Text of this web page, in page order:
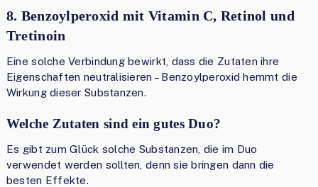
8. Benzoylperoxid mit Vitamin C, Retinol und
Tretinoin
Eine solche Verbindung bewirkt, dass die Zutaten ihre
Eigenschaften neutralisieren – Benzoylperoxid hemmt die
Wirkung dieser Substanzen.
Welche Zutaten sind ein gutes Duo?
Es gibt zum Glück solche Substanzen, die im Duo
verwendet werden sollten, denn sie bringen dann die
besten Effekte.